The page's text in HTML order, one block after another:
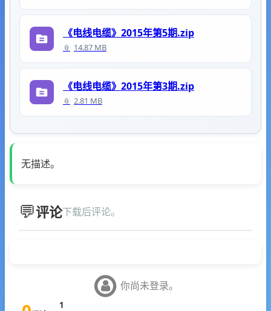
《电线电缆》2015年第5期.zip
14.87 MB
《电线电缆》2015年第3期.zip
2.81 MB
无描述。
评论下载后评论。
你尚未登录。
1